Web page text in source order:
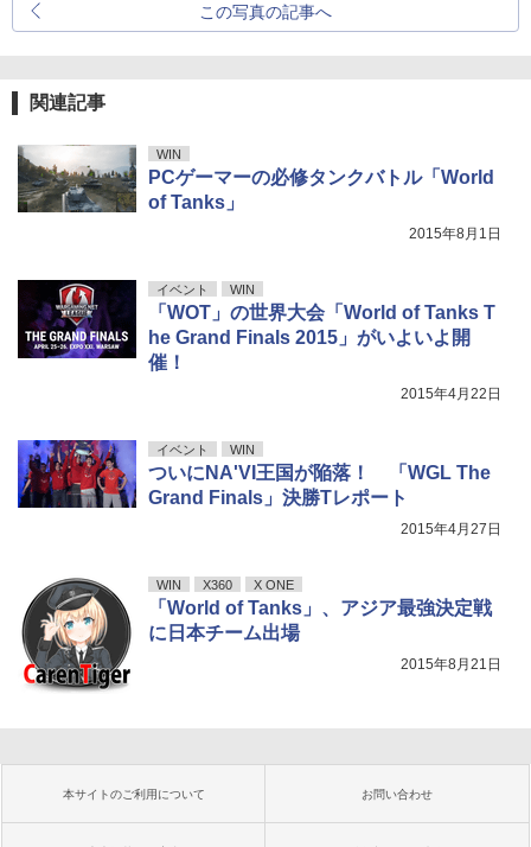
この写真の記事へ
関連記事
WIN
PCゲーマーの必修タンクバトル「World
of Tanks」
2015年8月1日
イベント WIN
「WOT」の世界大会「World of Tanks T
he Grand Finals 2015」がいよいよ開
催！
2015年4月22日
イベント WIN
ついにNA'VI王国が陥落！ 「WGL The
Grand Finals」決勝Tレポート
2015年4月27日
WIN X360 X ONE
「World of Tanks」、アジア最強決定戦
に日本チーム出場
2015年8月21日
本サイトのご利用について お問い合わせ